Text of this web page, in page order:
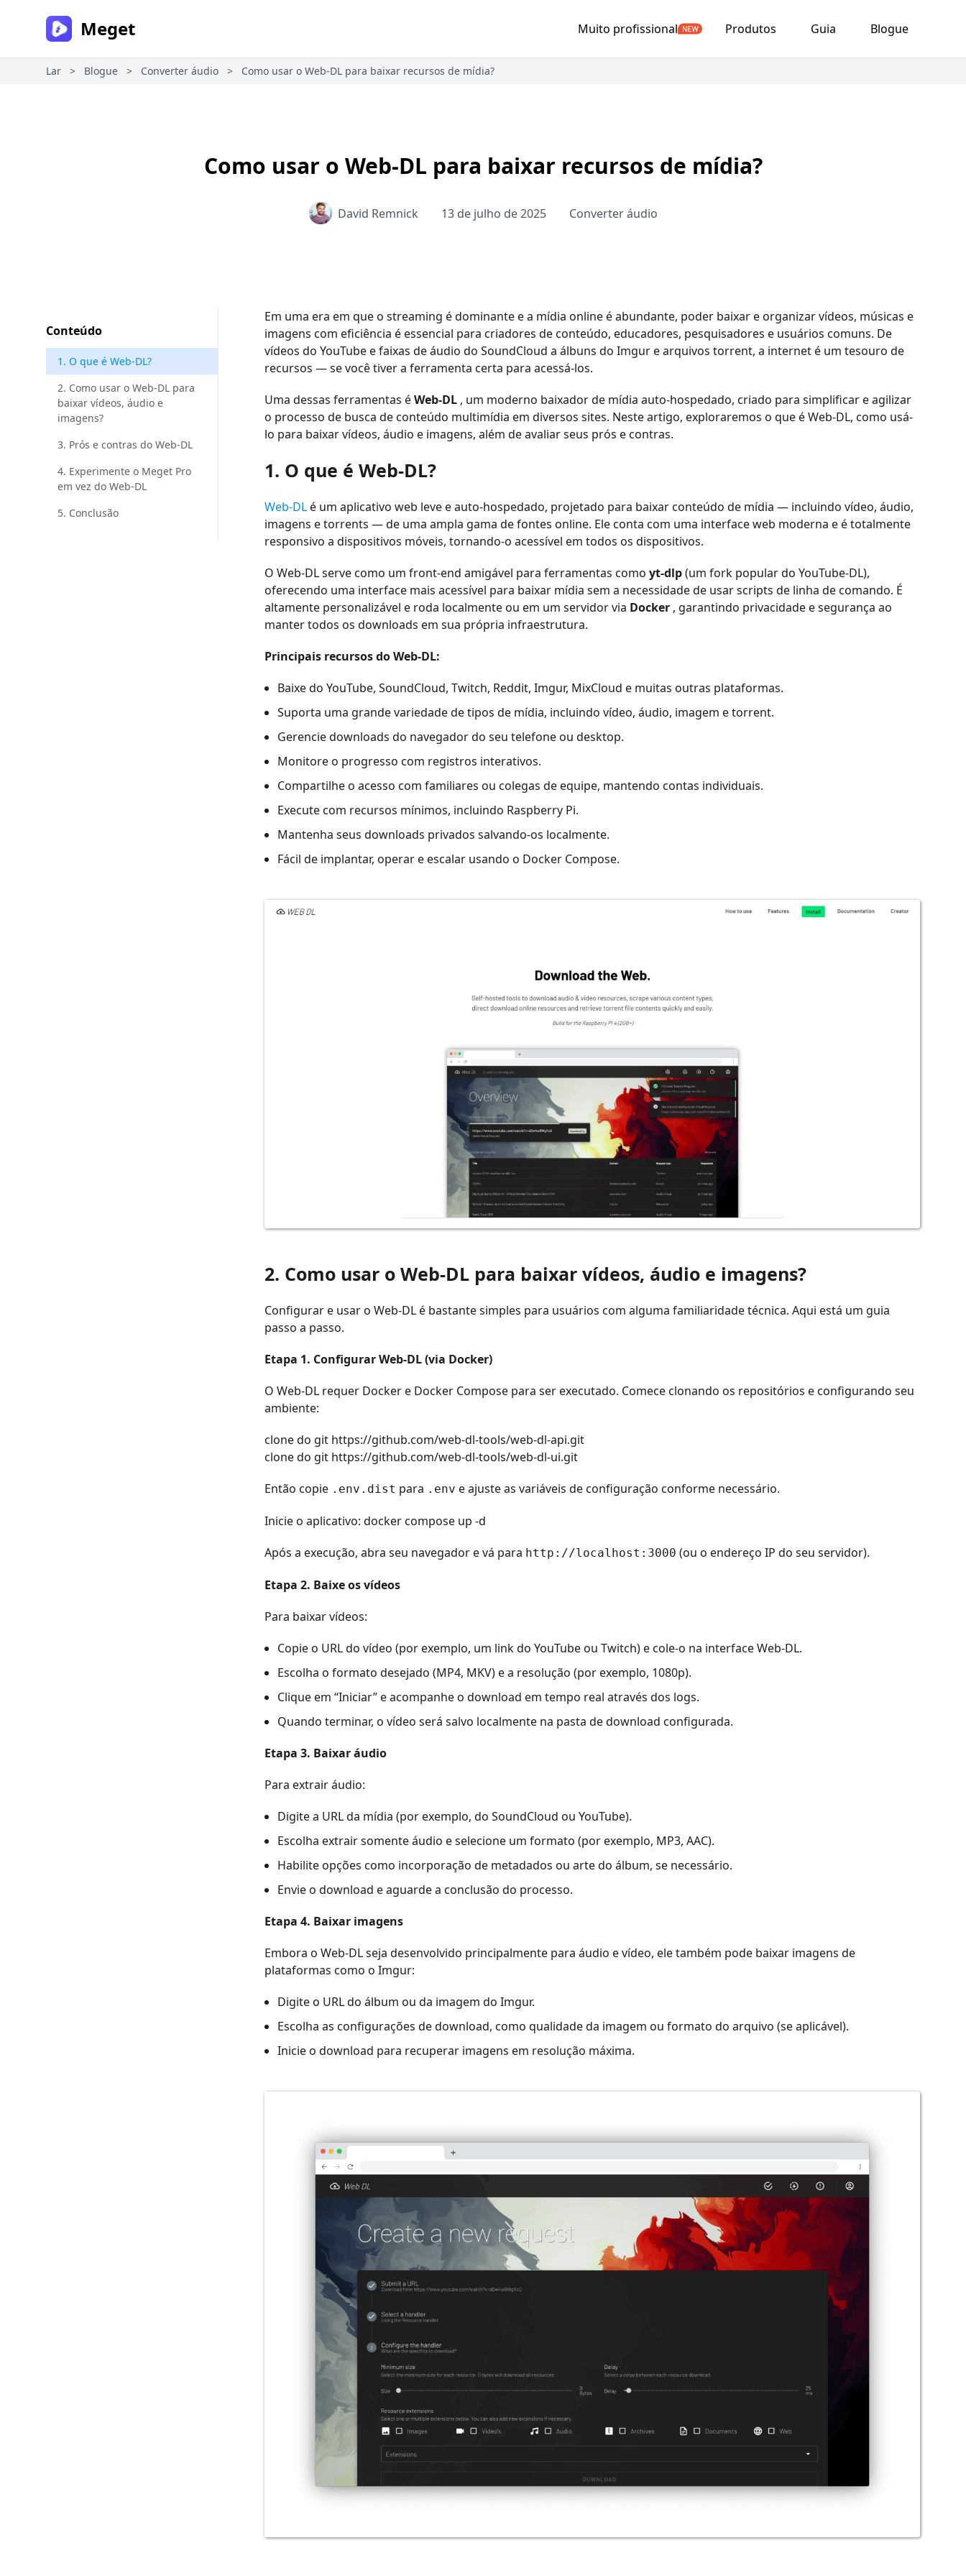
Meget Muito profissional Produtos Guia Blogue
Lar > Blogue > Converter áudio > Como usar o Web-DL para baixar recursos de mídia?
Como usar o Web-DL para baixar recursos de mídia?
David Remnick 13 de julho de 2025 Converter áudio
Conteúdo
1. O que é Web-DL?
2. Como usar o Web-DL para
baixar vídeos, áudio e
imagens?
3. Prós e contras do Web-DL
4. Experimente o Meget Pro
em vez do Web-DL
5. Conclusão
Em uma era em que o streaming é dominante e a mídia online é abundante, poder baixar e organizar vídeos, músicas e
imagens com eficiência é essencial para criadores de conteúdo, educadores, pesquisadores e usuários comuns. De
vídeos do YouTube e faixas de áudio do SoundCloud a álbuns do Imgur e arquivos torrent, a internet é um tesouro de
recursos — se você tiver a ferramenta certa para acessá-los.
Uma dessas ferramentas éWeb-DL , um moderno baixador de mídia auto-hospedado, criado para simplificar e agilizar
o processo de busca de conteúdo multimídia em diversos sites. Neste artigo, exploraremos o que é Web-DL, como usá-
lo para baixar vídeos, áudio e imagens, além de avaliar seus prós e contras.
1. O que é Web-DL?
Web-DL é um aplicativo web leve e auto-hospedado, projetado para baixar conteúdo de mídia — incluindo vídeo, áudio,
imagens e torrents — de uma ampla gama de fontes online. Ele conta com uma interface web moderna e é totalmente
responsivo a dispositivos móveis, tornando-o acessível em todos os dispositivos.
O Web-DL serve como um front-end amigável para ferramentas como yt-dlp(um fork popular do YouTube-DL),
oferecendo uma interface mais acessível para baixar mídia sem a necessidade de usar scripts de linha de comando. É
altamente personalizável e roda localmente ou em um servidor via Docker , garantindo privacidade e segurança ao
manter todos os downloads em sua própria infraestrutura.
Principais recursos do Web-DL:
Baixe do YouTube, SoundCloud, Twitch, Reddit, Imgur, MixCloud e muitas outras plataformas.
Suporta uma grande variedade de tipos de mídia, incluindo vídeo, áudio, imagem e torrent.
Gerencie downloads do navegador do seu telefone ou desktop.
Monitore o progresso com registros interativos.
Compartilhe o acesso com familiares ou colegas de equipe, mantendo contas individuais.
Execute com recursos mínimos, incluindo Raspberry Pi.
Mantenha seus downloads privados salvando-os localmente.
Fácil de implantar, operar e escalar usando o Docker Compose.
2. Como usar o Web-DL para baixar vídeos, áudio e imagens?
Configurar e usar o Web-DL é bastante simples para usuários com alguma familiaridade técnica. Aqui está um guia
passo a passo.
Etapa 1. Configurar Web-DL (via Docker)
O Web-DL requer Docker e Docker Compose para ser executado. Comece clonando os repositórios e configurando seu
ambiente:
clone do git https://github.com/web-dl-tools/web-dl-api.git
clone do git https://github.com/web-dl-tools/web-dl-ui.git
Então copie .env.dist para .env e ajuste as variáveis de configuração conforme necessário.
Inicie o aplicativo: docker compose up -d
Após a execução, abra seu navegador e vá para http://localhost:3000 (ou o endereço IP do seu servidor).
Etapa 2. Baixe os vídeos
Para baixar vídeos:
Copie o URL do vídeo (por exemplo, um link do YouTube ou Twitch) e cole-o na interface Web-DL.
Escolha o formato desejado (MP4, MKV) e a resolução (por exemplo, 1080p).
Clique em “Iniciar” e acompanhe o download em tempo real através dos logs.
Quando terminar, o vídeo será salvo localmente na pasta de download configurada.
Etapa 3. Baixar áudio
Para extrair áudio:
Digite a URL da mídia (por exemplo, do SoundCloud ou YouTube).
Escolha extrair somente áudio e selecione um formato (por exemplo, MP3, AAC).
Habilite opções como incorporação de metadados ou arte do álbum, se necessário.
Envie o download e aguarde a conclusão do processo.
Etapa 4. Baixar imagens
Embora o Web-DL seja desenvolvido principalmente para áudio e vídeo, ele também pode baixar imagens de
plataformas como o Imgur:
Digite o URL do álbum ou da imagem do Imgur.
Escolha as configurações de download, como qualidade da imagem ou formato do arquivo (se aplicável).
Inicie o download para recuperar imagens em resolução máxima.